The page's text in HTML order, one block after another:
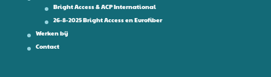
Bright Access & ACP International
26-8-2025 Bright Access en Eurofiber
Werken bij
Contact